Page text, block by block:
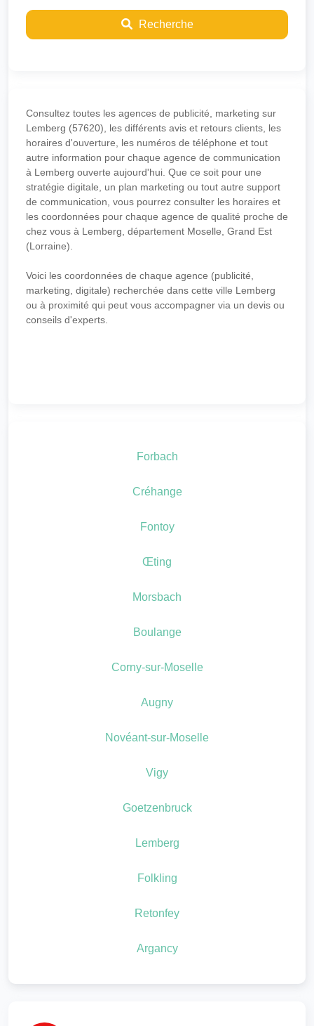
Recherche
Consultez toutes les agences de publicité, marketing sur
Lemberg (57620), les différents avis et retours clients, les
horaires d'ouverture, les numéros de téléphone et tout
autre information pour chaque agence de communication
à Lemberg ouverte aujourd'hui. Que ce soit pour une
stratégie digitale, un plan marketing ou tout autre support
de communication, vous pourrez consulter les horaires et
les coordonnées pour chaque agence de qualité proche de
chez vous à Lemberg, département Moselle, Grand Est
(Lorraine).
Voici les coordonnées de chaque agence (publicité,
marketing, digitale) recherchée dans cette ville Lemberg
ou à proximité qui peut vous accompagner via un devis ou
conseils d'experts.
Forbach
Créhange
Fontoy
Œting
Morsbach
Boulange
Corny-sur-Moselle
Augny
Novéant-sur-Moselle
Vigy
Goetzenbruck
Lemberg
Folkling
Retonfey
Argancy